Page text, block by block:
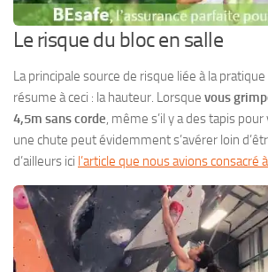
Le risque du bloc en salle
La principale source de risque liée à la
résume à ceci : la hauteur. Lorsque vous
4,5m sans corde, même s’il y a des tapis
une chute peut évidemment s’avérer loin
d’ailleurs ici l’article que nous avions consacré